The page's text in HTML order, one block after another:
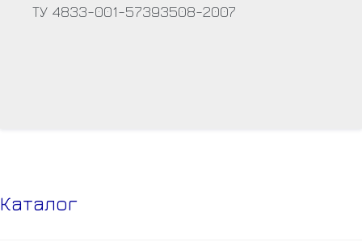
ТУ 4833-001-57393508-2007
Каталог